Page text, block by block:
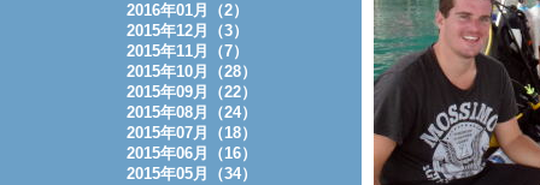
2016年01月（2）
2015年12月（3）
2015年11月（7）
2015年10月（28）
2015年09月（22）
2015年08月（24）
2015年07月（18）
2015年06月（16）
2015年05月（34）